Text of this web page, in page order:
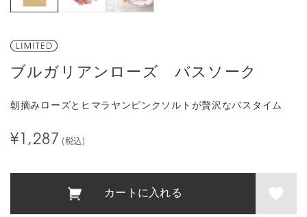
ブルガリアンローズ バスソーク
朝摘みローズとヒマラヤンピンクソルトが贅沢なバスタイム
¥1,287 (税込)